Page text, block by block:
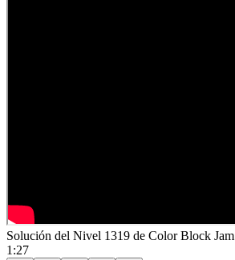
Solución del Nivel 1319 de Color Block Jam
1:27